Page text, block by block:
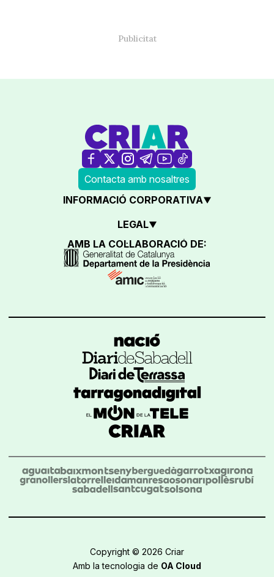
Contacta amb nosaltres
INFORMACIÓ CORPORATIVA
LEGAL
AMB LA COL·LABORACIÓ DE:
Copyright © 2026 Criar
Amb la tecnologia de OA Cloud